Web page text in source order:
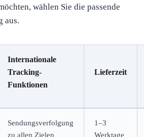
wählen Sie die passende
aus.
Internationale
Tracking-
Funktionen
Lieferzeit
Sendungsverfolgung
zu allen Zielen
1–3
Werktage